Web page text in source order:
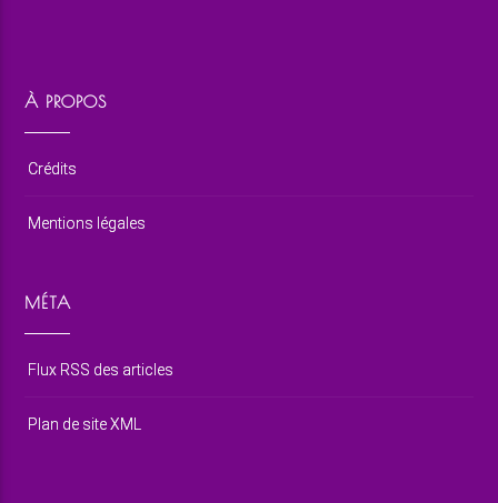
À PROPOS
Crédits
Mentions légales
MÉTA
Flux RSS des articles
Plan de site XML